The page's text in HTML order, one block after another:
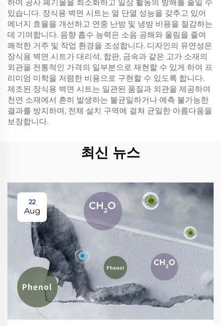
하여 공사 폐기물을 최소화하고 일상 활동의 방해를 줄일 수
있습니다. 장식용 벽면 시트는 열 단열 성능을 갖추고 있어
에너지 효율을 개선하고 연중 난방 및 냉방 비용을 절감하는
데 기여합니다. 음향 흡수 능력은 소음 공해와 울림을 줄여
쾌적한 거주 및 작업 환경을 조성합니다. 디자인의 유연성은
장식용 벽면 시트가 대리석, 합판, 금속과 같은 고가 소재의
외관을 전통적인 가격의 일부분으로 재현할 수 있게 하여 프
리미엄 미학을 저렴한 비용으로 구현할 수 있도록 합니다.
제조된 장식용 벽면 시트는 일관된 품질과 외관을 제공하여
천연 소재에서 흔히 발생하는 불균일하거나 예측 불가능한
결과를 방지하며, 전체 설치 구역에 걸쳐 균일한 아름다움을
보장합니다.
최신 뉴스
22
Aug